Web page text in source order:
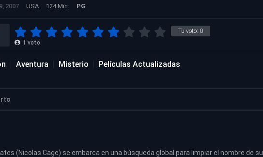
2007 USA 124 Min. PG
Tu voto: 0
1 voto
Aventura Misterio Películas Actualizadas
(Nicolas Cage) se embarca en una búsqueda global para limpiar el nombre de su